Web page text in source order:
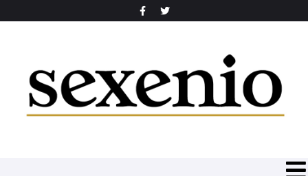
SEARCH THIS WEBSITE